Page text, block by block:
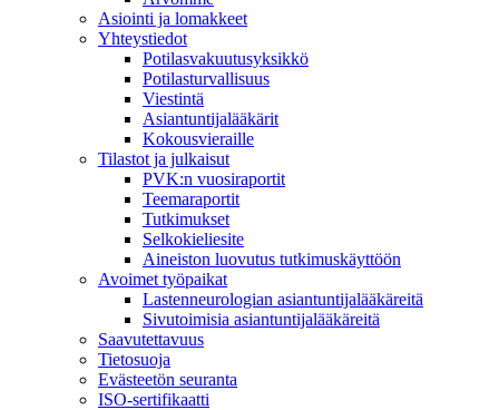
Asiointi ja lomakkeet
Yhteystiedot
Potilasvakuutusyksikkö
Potilasturvallisuus
Viestintä
Asiantuntijalääkärit
Kokousvieraille
Tilastot ja julkaisut
PVK:n vuosiraportit
Teemaraportit
Tutkimukset
Selkokieliesite
Aineiston luovutus tutkimuskäyttöön
Avoimet työpaikat
Lastenneurologian asiantuntijalääkäreitä
Sivutoimisia asiantuntijalääkäreitä
Saavutettavuus
Tietosuoja
Evästeetön seuranta
ISO-sertifikaatti